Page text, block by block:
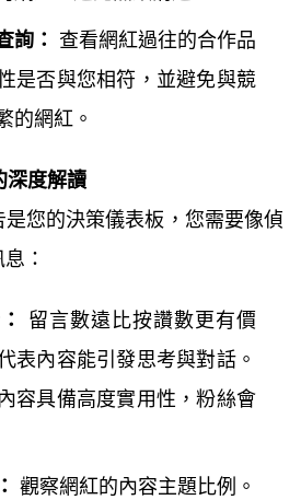
詢：
查看網紅過往的合作品
是否與您相符，並避免與競
的網紅。
深度解讀
您的決策儀表板，您需要像偵
：
留言數遠比按讚數更有價
表內容能引發思考與對話。
容具備高度實用性，粉絲會
觀察網紅的內容主題比例。